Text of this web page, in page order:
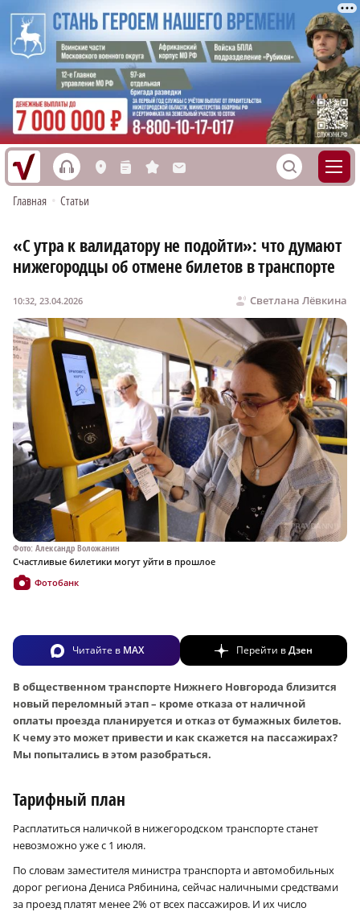
h L n s M S
Главная • Статьи
«С утра к валидатору не подойти»: что думают
нижегородцы об отмене билетов в транспорте
Светлана Лёвкина
10:32, 23.04.2026
Фото: Александр Воложанин
Счастливые билетики могут уйти в прошлое
Фотобанк
Читайте в MAX Перейти вДзен
В общественном транспорте Нижнего Новгорода близится
новый переломный этап – кроме отказа от наличной
оплаты проезда планируется и отказ от бумажных билетов.
К чему это может привести и как скажется на пассажирах?
Мы попытались в этом разобраться.
Тарифный план
Расплатиться наличкой в нижегородском транспорте станет
невозможно уже с 1 июля.
По словам заместителя министра транспорта и автомобильных
дорог региона Дениса Рябинина, сейчас наличными средствами
за проезд платят менее 2% от всех пассажиров. И их число